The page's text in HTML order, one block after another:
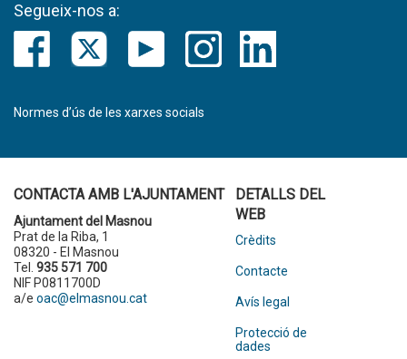
Segueix-nos a:
Normes d’ús de les xarxes socials
CONTACTA AMB L'AJUNTAMENT
Ajuntament del Masnou
Prat de la Riba, 1
08320 - El Masnou
Tel. 935 571 700
NIF P0811700D
a/e oac@elmasnou.cat
DETALLS DEL
WEB
Crèdits
Contacte
Avís legal
Protecció de
dades